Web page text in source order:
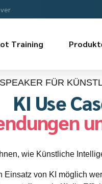
Training
FÜR
KI Use
wie Künstliche
von KI möglich